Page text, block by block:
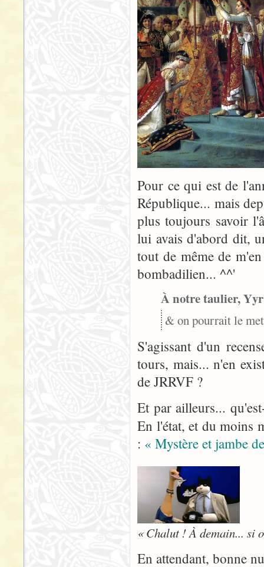
Pour ce qui est de
République... mais
plus toujours savoir
lui avais d'abord dit,
tout de même de
bombadilien... ^^'
À notre taulier,
& on pourrait le
S'agissant d'un
tours, mais... n'en
de JRRVF ?
Et par ailleurs...
En l'état, et du moins
: « Mystère et jambe
« Chalut ! À demain... si
En attendant, bonne